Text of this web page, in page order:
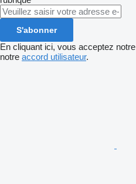
S'abonner
En cliquant ici, vous acceptez notre
notre accord utilisateur.